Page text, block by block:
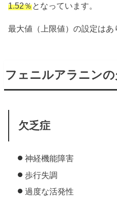
1.52％となっています。
最大値（上限値）の設定はあ
フェニルアラニンの
欠乏症
神経機能障害
歩行失調
過度な活発性